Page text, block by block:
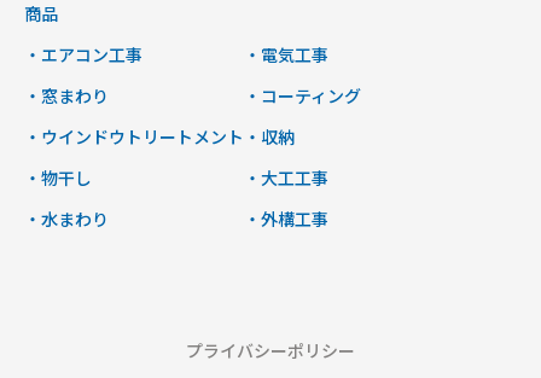
商品
・エアコン工事
・窓まわり
・ウインドウトリートメント
・物干し
・水まわり
・電気工事
・コーティング
・収納
・大工工事
・外構工事
プライバシーポリシー